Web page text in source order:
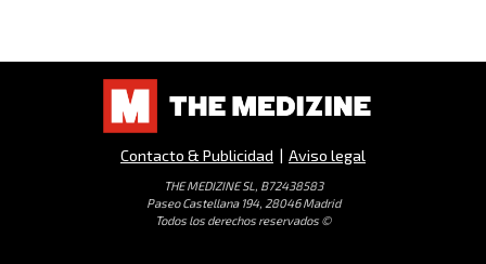
Contacto & Publicidad | Aviso legal
THE MEDIZINE SL, B72438583
Paseo Castellana 194, 28046 Madrid
Todos los derechos reservados ©